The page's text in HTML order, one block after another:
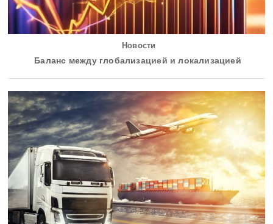
Новости
Баланс между глобализацией и локализацией